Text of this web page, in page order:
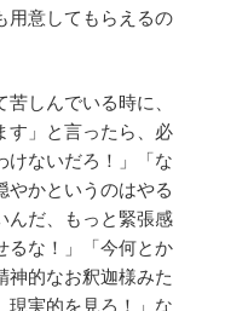
用意してもらえるの
しんでいる時に、
す」と言ったら、必
けないだろ！」「な
やかというのはやる
んだ、もっと緊張感
るな！」「今何とか
神的なお釈迦様みた
現実的を見ろ！」な